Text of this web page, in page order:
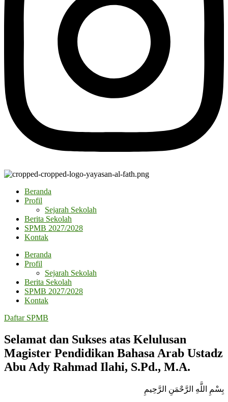
Beranda
Profil
Sejarah Sekolah
Berita Sekolah
SPMB 2027/2028
Kontak
Beranda
Profil
Sejarah Sekolah
Berita Sekolah
SPMB 2027/2028
Kontak
Daftar SPMB
Selamat dan Sukses atas Kelulusan
Magister Pendidikan Bahasa Arab Ustadz
Abu Ady Rahmad Ilahi, S.Pd., M.A.
بِسْمِ اللَّهِ الرَّحْمَنِ الرَّحِيمِ